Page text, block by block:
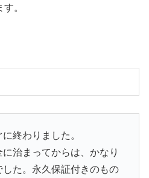
。
終わりました。
治まってからは、かなり
た。永久保証付きのもの